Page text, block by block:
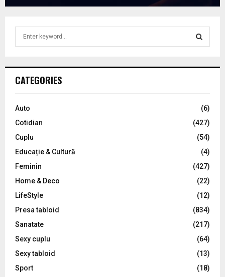
h
o
:
C
CATEGORIES
Auto
(6)
Cotidian
(427)
Cuplu
(54)
Educație & Cultură
(4)
Feminin
(427)
Home & Deco
(22)
LifeStyle
(12)
Presa tabloid
(834)
Sanatate
(217)
Sexy cuplu
(64)
Sexy tabloid
(13)
Sport
(18)